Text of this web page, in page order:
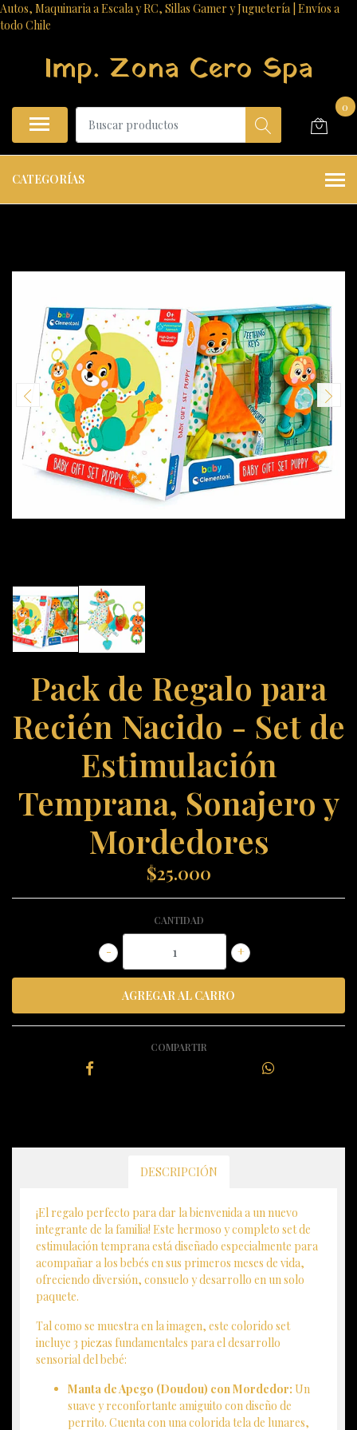
Autos, Maquinaria a Escala y RC, Sillas Gamer y Juguetería | Envíos a
todo Chile
Imp. Zona Cero Spa
0
CATEGORÍAS
Pack de Regalo para
Recién Nacido - Set de
Estimulación
Temprana, Sonajero y
Mordedores
$25.000
CANTIDAD
+
-
COMPARTIR
DESCRIPCIÓN
¡El regalo perfecto para dar la bienvenida a un nuevo
integrante de la familia! Este hermoso y completo set de
estimulación temprana está diseñado especialmente para
acompañar a los bebés en sus primeros meses de vida,
ofreciendo diversión, consuelo y desarrollo en un solo
paquete.
Tal como se muestra en la imagen, este colorido set
incluye 3 piezas fundamentales para el desarrollo
sensorial del bebé:
Manta de Apego (Doudou) con Mordedor: Un
suave y reconfortante amiguito con diseño de
perrito. Cuenta con una colorida tela de lunares,